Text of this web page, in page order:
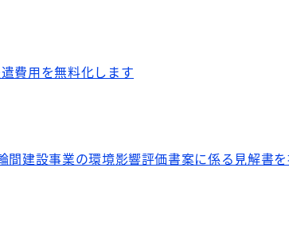
費用を無料化します
間建設事業の環境影響評価書案に係る見解書